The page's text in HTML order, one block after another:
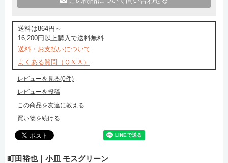
送料は864円～
16,200円以上購入で送料無料
送料・お支払いについて
よくある質問（Ｑ＆Ａ）
レビューを見る(0件)
レビューを投稿
この商品を友達に教える
買い物を続ける
町田裕也｜小皿 モスグリーン